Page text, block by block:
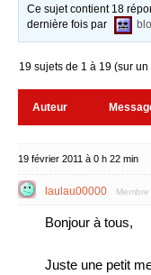
Ce sujet contient 18
dernière fois par
19 sujets de 1 à 19 (sur
Auteur
19 février 2011 à 0 h 22 min
laulau00000 Membre
Bonjour à tous,
Juste une petit